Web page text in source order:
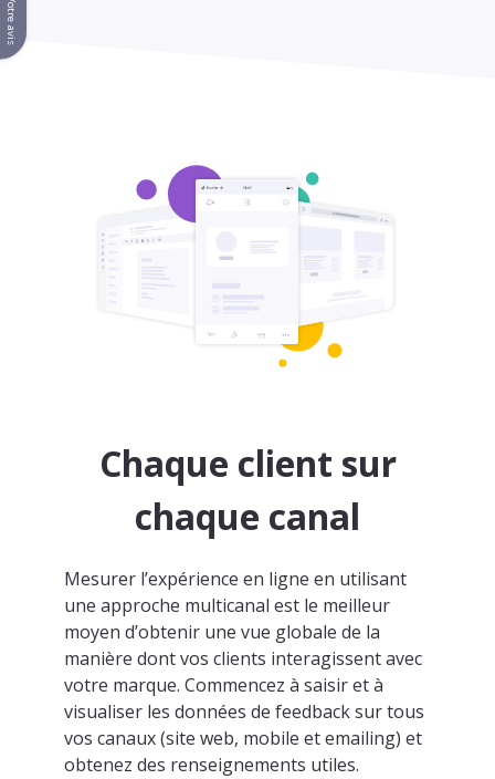
Chaque client sur
chaque canal
Mesurer l’expérience en ligne en utilisant
une approche multicanal est le meilleur
moyen d’obtenir une vue globale de la
manière dont vos clients interagissent avec
votre marque. Commencez à saisir et à
visualiser les données de feedback sur tous
vos canaux (site web, mobile et emailing) et
obtenez des renseignements utiles.
Votre avis